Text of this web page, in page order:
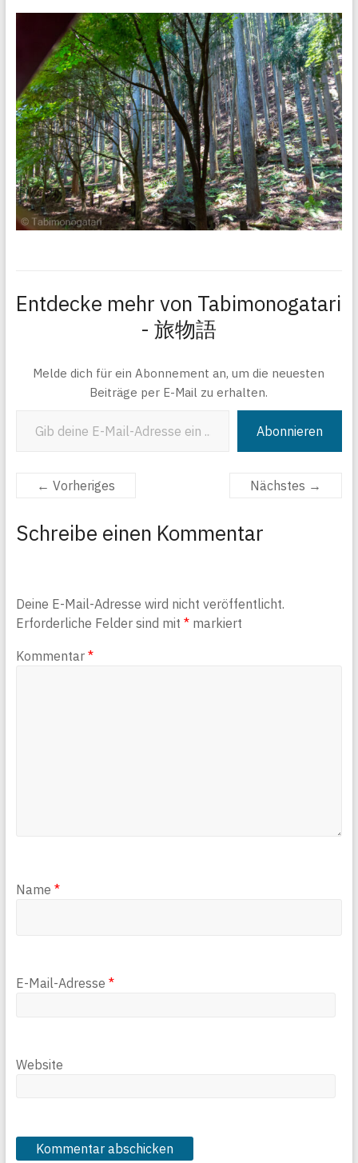
Entdecke mehr von Tabimonogatari
- 旅物語
Melde dich für ein Abonnement an, um die neuesten
Beiträge per E-Mail zu erhalten.
Abonnieren
← Vorheriges Nächstes →
Schreibe einen Kommentar
Deine E-Mail-Adresse wird nicht veröffentlicht.
Erforderliche Felder sind mit *markiert
Kommentar *
Name *
E-Mail-Adresse *
Website